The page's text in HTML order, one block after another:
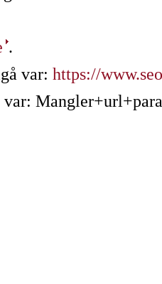
.
var: https://